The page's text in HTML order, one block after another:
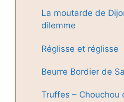
La moutarde de
dilemme
Réglisse et réglisse
Beurre Bordier de
Truffes – Chouchou